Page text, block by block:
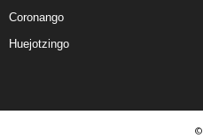
Coronango
Huejotzingo
©